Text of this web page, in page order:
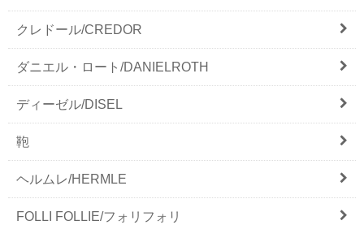
クレドール/CREDOR
ダニエル・ロート/DANIELROTH
ディーゼル/DISEL
鞄
ヘルムレ/HERMLE
FOLLI FOLLIE/フォリフォリ